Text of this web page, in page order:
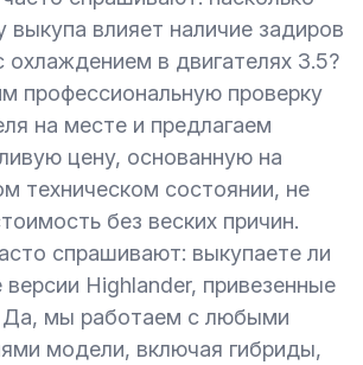
выкупа влияет наличие задиров
охлаждением в двигателях 3.5?
профессиональную проверку
на месте и предлагаем
цену, основанную на
техническом состоянии, не
без веских причин.
спрашивают: выкупаете ли
Highlander, привезенные
мы работаем с любыми
модели, включая гибриды,